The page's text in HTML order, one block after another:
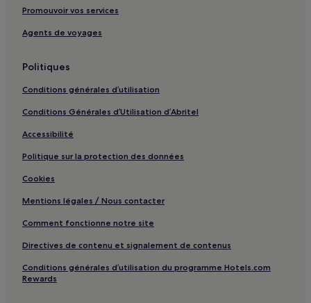
Caturrita : hôtels
Boi Mort : hôtels
Schmidt : hôtels
Noal : hôtels
Promouvoir vos services
Agents de voyages
Politiques
Conditions générales d’utilisation
Conditions Générales d’Utilisation d’Abritel
Accessibilité
Politique sur la protection des données
Cookies
Mentions légales / Nous contacter
Comment fonctionne notre site
Directives de contenu et signalement de contenus
Conditions générales d’utilisation du programme Hotels.com
Rewards